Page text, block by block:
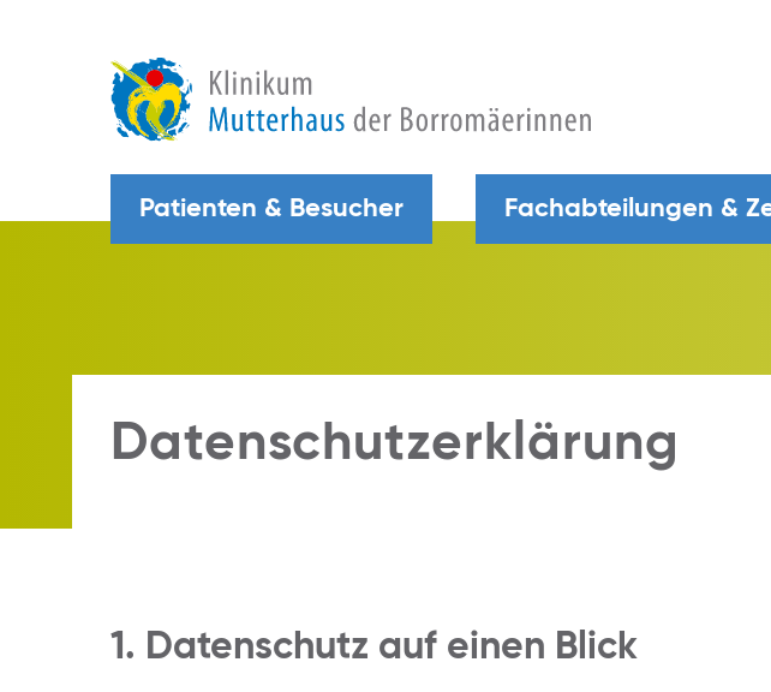
Patienten & Besucher Fachabteilungen &
Datenschutzerklärung
1. Datenschutz auf einen Blick